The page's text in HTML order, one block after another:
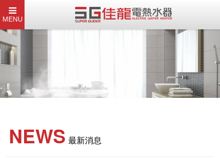
MENU
NEWS 最新消息